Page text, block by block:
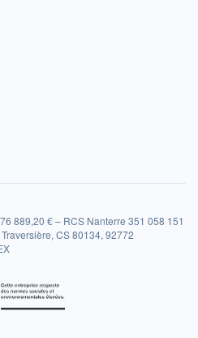
889,20 € – RCS Nanterre 351 058 151
CS 80134, 92772